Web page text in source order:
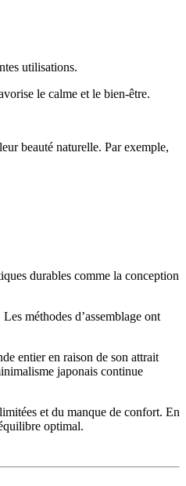
utilisations.
le calme et le bien-être.
beauté naturelle. Par exemple,
durables comme la conception
méthodes d’assemblage ont
entier en raison de son attrait
japonais continue
et du manque de confort. En
optimal.